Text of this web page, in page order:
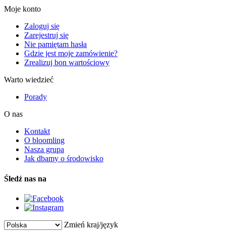
Moje konto
Zaloguj się
Zarejestruj się
Nie pamiętam hasła
Gdzie jest moje zamówienie?
Zrealizuj bon wartościowy
Warto wiedzieć
Porady
O nas
Kontakt
O bloomling
Nasza grupa
Jak dbamy o środowisko
Śledź nas na
Zmień kraj/język